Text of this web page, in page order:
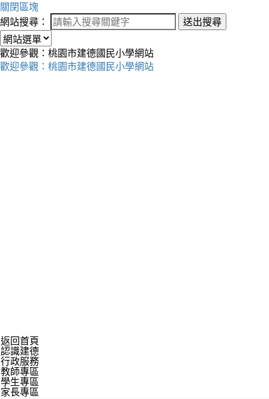
關閉區塊
網站搜尋：
送出搜尋
歡迎參觀：桃園市建德國民小學網站
歡迎參觀：桃園市建德國民小學網站
返回首頁
認識建德
行政服務
教師專區
學生專區
家長專區